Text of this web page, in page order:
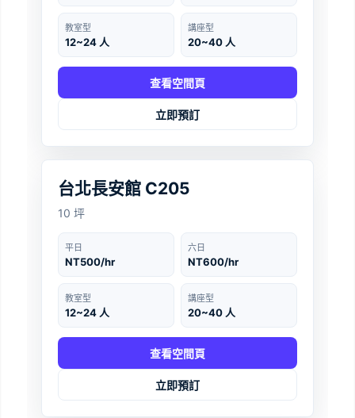
教室型
12~24 人
講座型
20~40 人
查看空間頁
立即預訂
‹ ›
台北長安館 C205
10 坪
平日
NT500/hr
六日
NT600/hr
教室型
12~24 人
講座型
20~40 人
查看空間頁
立即預訂